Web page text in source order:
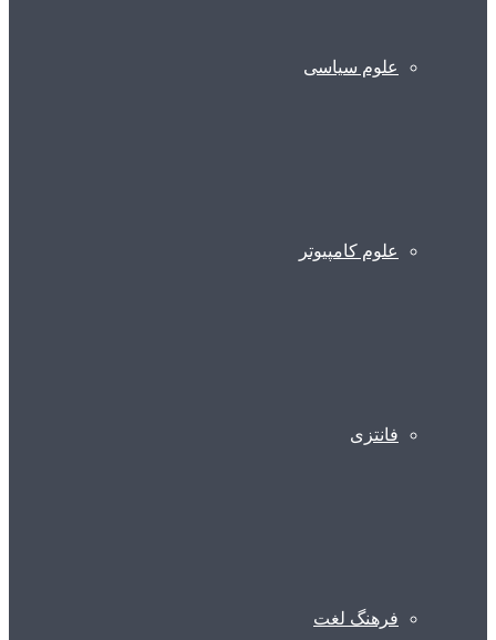
علوم سیاسی
علوم کامپیوتر
فانتزی
فرهنگ لغت